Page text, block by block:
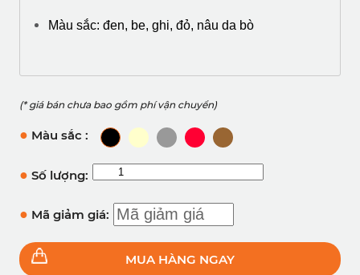
Màu sắc: đen, be, ghi, đỏ, nâu da bò
(* giá bán chưa bao gồm phí vận chuyển)
● Màu sắc :
● Số lượng:
● Mã giảm giá:
MUA HÀNG NGAY